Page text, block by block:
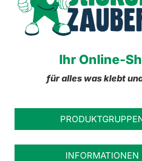
Ihr Online-
für alles was klebt
Personalisierte Aufkleber
INFORMATIONEN